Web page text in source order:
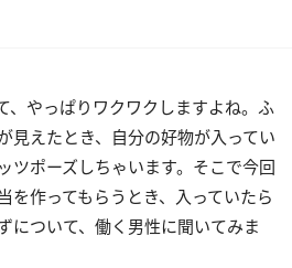
、やっぱりワクワクしますよね。ふ
見えたとき、自分の好物が入ってい
ツポーズしちゃいます。そこで今回
を作ってもらうとき、入っていたら
について、働く男性に聞いてみま